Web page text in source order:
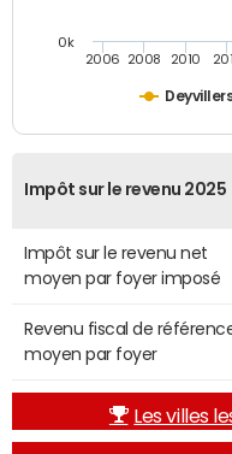
2006 2008 2010
0k
Impôt sur le revenu 2025
Impôt sur le revenu net
moyen par foyer imposé
Revenu fiscal de
moyen par foyer
Les villes